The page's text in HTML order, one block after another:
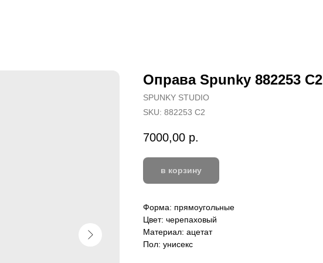
Оправа Spunky 882253 C2
SPUNKY STUDIO
SKU: 882253 C2
7000,00 р.
в корзину
Форма: прямоугольные
Цвет: черепаховый
Материал: ацетат
Пол: унисекс